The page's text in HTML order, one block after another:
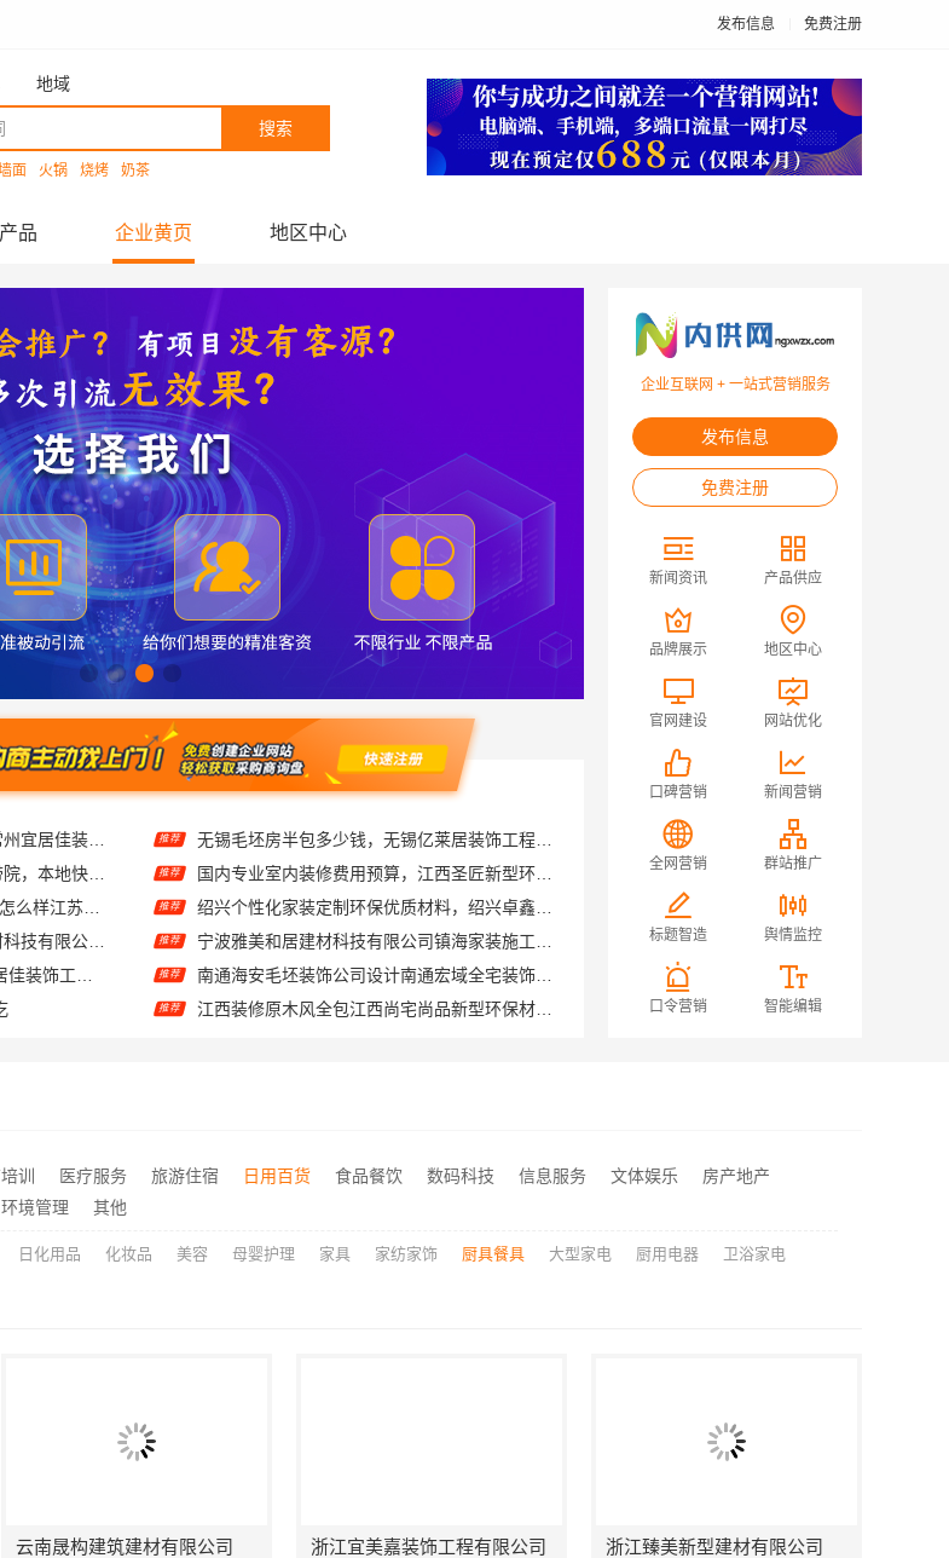
发布信息 免费注册
地域
搜索
面 火锅 烧烤 奶茶
品 企业黄页 地区中心
武汉周边闪电施工居家装修一楼带院，本地快装（湖北）科技有限公司
东钢科技304不锈钢家具定制工厂怎么样江苏东钢金属科技有限公司
家美装修全屋靠谱，嘉兴家美建材科技有限公司一站式省心
江苏靠谱家装口碑怎么样 常州宜居佳装饰工程有限公司
价联系电话
电话
推荐 国内专业室内装修费用预算，江西圣匠新型环保材料有限公司
推荐 绍兴个性化家装定制环保优质材料，绍兴卓鑫装饰材料有限公司
推荐 宁波雅美和居建材科技有限公司镇海家装施工对接渠道
推荐 南通海安毛坯装饰公司设计南通宏域全宅装饰建材有限公司
推荐 江西装修原木风全包江西尚宅尚品新型环保材料有限公司
推荐 晋宁重钢建房报价透明，云南晟构建筑建材有限公司为您服务
推荐 城西家庭装修哪里买？浙江宜美嘉装饰工程有限公司
企业互联网 + 一站式营销服务
发布信息
免费注册
新闻资讯 产品供应
品牌展示 地区中心
官网建设 网站优化
口碑营销 新闻营销
全网营销 群站推广
标题智造 舆情监控
口令营销 智能编辑
训 医疗服务 旅游住宿 日用百货 食品餐饮 数码科技 信息服务 文体娱乐
房产地产
环境管理 其他
日化用品 化妆品 美容 母婴护理 家具 家纺家饰 厨具餐具 大型家电 厨用电器
卫浴家电
云南晟构建筑建材有限公司 浙江宜美嘉装饰工程有限公司 浙江臻美新型建材有限公司